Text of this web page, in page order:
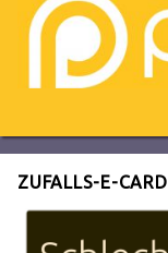
ZUFALLS-E-CARD